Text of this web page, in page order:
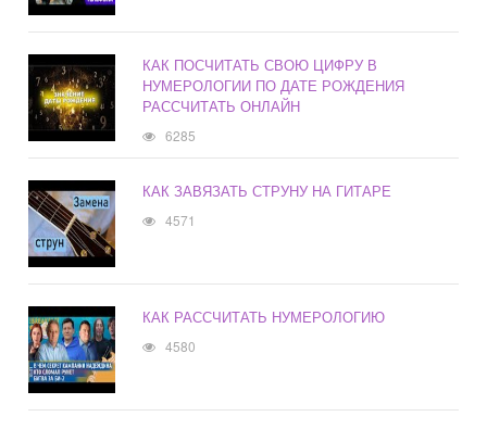
КАК ПОСЧИТАТЬ СВОЮ ЦИФРУ В
НУМЕРОЛОГИИ ПО ДАТЕ РОЖДЕНИЯ
РАССЧИТАТЬ ОНЛАЙН
6285
КАК ЗАВЯЗАТЬ СТРУНУ НА ГИТАРЕ
4571
КАК РАССЧИТАТЬ НУМЕРОЛОГИЮ
4580